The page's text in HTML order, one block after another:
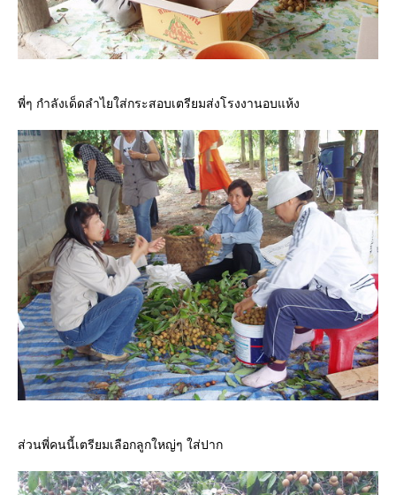
พี่ๆ กำลังเด็ดลำไยใส่กระสอบเตรียมส่งโรงงานอบแห้ง
ส่วนพี่คนนี้เตรียมเลือกลูกใหญ่ๆ ใส่ปาก